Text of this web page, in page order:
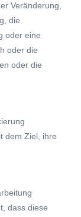
Veränderung,
die
oder eine
oder die
oder die
dem Ziel, ihre
dass diese